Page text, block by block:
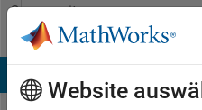
Weiter zum Inhalt
Community
Profile
Website